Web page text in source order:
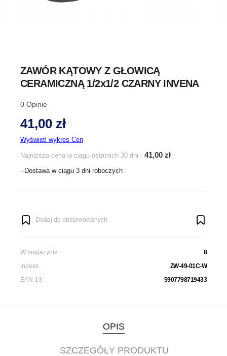
ZAWÓR KĄTOWY Z GŁOWICĄ
CERAMICZNĄ 1/2x1/2 CZARNY INVENA
0 Opinie
41,00 zł
Wyświetl wykres Cen
Najniższa cena w ciągu ostatnich 30 dni : 41,00 zł
Dostawa w ciągu 3 dni roboczych
Dodaj do obserwowanych
W magazynie
8
Indeks
ZW-49-01C-W
EAN-13
5907798719433
OPIS
SZCZEGÓŁY PRODUKTU